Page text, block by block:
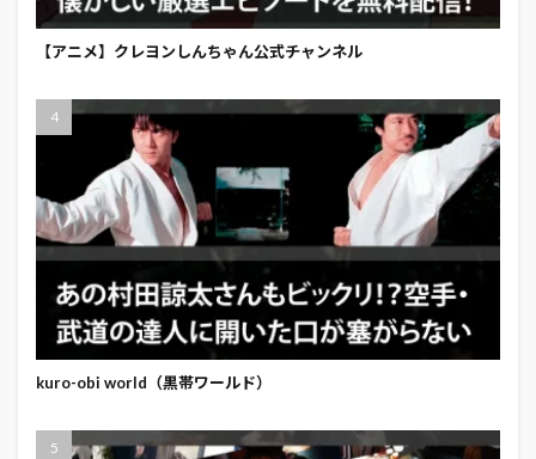
【アニメ】クレヨンしんちゃん公式チャンネル
kuro-obi world（黒帯ワールド）